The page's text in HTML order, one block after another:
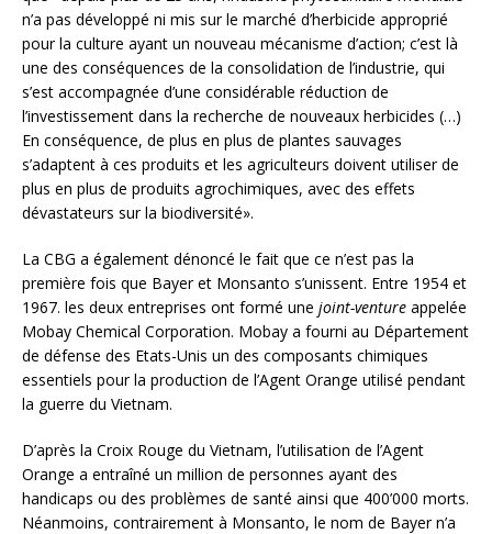
n’a pas développé ni mis sur le marché d’herbicide approprié
pour la culture ayant un nouveau mécanisme d’action; c’est là
une des conséquences de la consolidation de l’industrie, qui
s’est accompagnée d’une considérable réduction de
l’investissement dans la recherche de nouveaux herbicides (…)
En conséquence, de plus en plus de plantes sauvages
s’adaptent à ces produits et les agriculteurs doivent utiliser de
plus en plus de produits agrochimiques, avec des effets
dévastateurs sur la biodiversité».
La CBG a également dénoncé le fait que ce n’est pas la
première fois que Bayer et Monsanto s’unissent. Entre 1954 et
1967. les deux entreprises ont formé une joint-venture appelée
Mobay Chemical Corporation. Mobay a fourni au Département
de défense des Etats-Unis un des composants chimiques
essentiels pour la production de l’Agent Orange utilisé pendant
la guerre du Vietnam.
D’après la Croix Rouge du Vietnam, l’utilisation de l’Agent
Orange a entraîné un million de personnes ayant des
handicaps ou des problèmes de santé ainsi que 400’000 morts.
Néanmoins, contrairement à Monsanto, le nom de Bayer n’a